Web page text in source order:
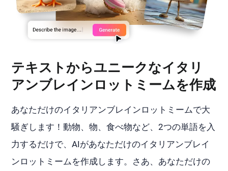
テキストからユニークなイタリ
アンブレインロットミームを作成
あなただけのイタリアンブレインロットミームで大
騒ぎします！動物、物、食べ物など、2つの単語を入
力するだけで、AIがあなただけのイタリアンブレイ
ンロットミームを作成します。さあ、あなただけの